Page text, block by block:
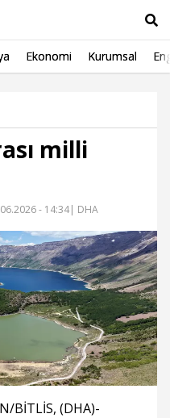
Ekonomi Kurumsal
milli
- 14:34| DHA
BİTLİS, (DHA)-